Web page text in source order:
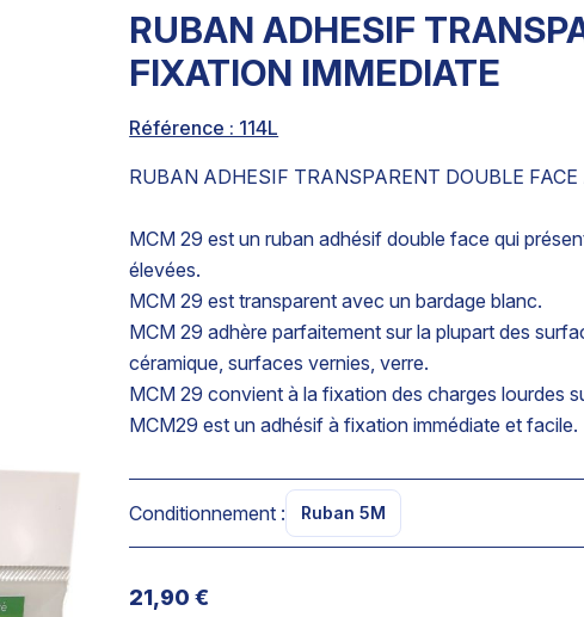
RUBAN ADHESIF
FIXATION IMMEDIATE
Référence : 114L
RUBAN ADHESIF TRANSPARENT DOUBLE
MCM 29 est un ruban adhésif double face qui
élevées.
MCM 29 est transparent avec un bardage blanc.
MCM 29 adhère parfaitement sur la plupart des
céramique, surfaces vernies, verre.
MCM 29 convient à la fixation des charges lourdes
MCM29 est un adhésif à fixation immédiate et facile.
Conditionnement : Ruban 5M
21,90 €